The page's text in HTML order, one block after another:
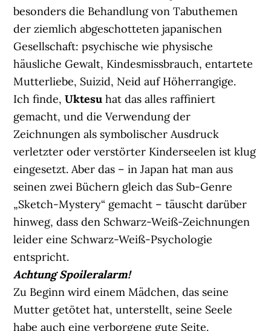
besonders die Behandlung von Tabuthemen
der ziemlich abgeschotteten japanischen
Gesellschaft: psychische wie physische
häusliche Gewalt, Kindesmissbrauch, entartete
Mutterliebe, Suizid, Neid auf Höherrangige.
Ich finde,Uktesuhat das alles raffiniert
gemacht, und die Verwendung der
Zeichnungen als symbolischer Ausdruck
verletzter oder verstörter Kinderseelen ist klug
eingesetzt. Aber das – in Japan hat man aus
seinen zwei Büchern gleich das Sub-Genre
„Sketch-Mystery“ gemacht – täuscht darüber
hinweg, dass den Schwarz-Weiß-Zeichnungen
leider eine Schwarz-Weiß-Psychologie
entspricht.
Achtung Spoileralarm!
Zu Beginn wird einem Mädchen, das seine
Mutter getötet hat, unterstellt, seine Seele
habe auch eine verborgene gute Seite.